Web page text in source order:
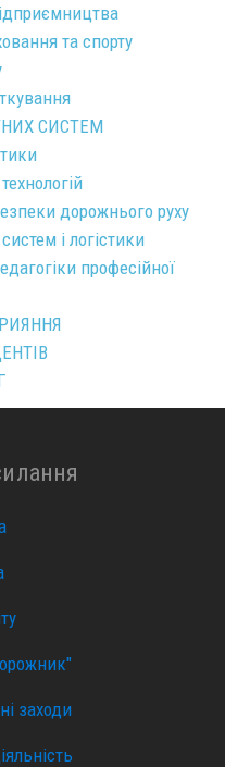
та спорту
СИСТЕМ
дорожнього руху
і логістики
професійної
заходи